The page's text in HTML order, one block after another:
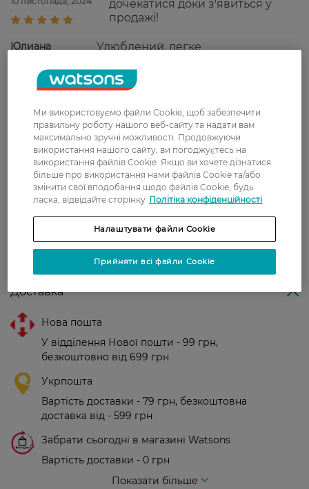
дочекатися доки зʼявиться у
продажі!
Юлиана
Улюблений. легке
30 квітня, 2022
приятный. Действительно
облегчает расчёсывание + не
утяжеляет и не склеивает волосы.
Светлана
3 листопада, 2021
Очень крутой спрей!!! Волосы
гладкие, блестят,я довольна
результатом
Показати ще
Доставка
Нова пошта
У відділення Нової пошти - 99 грн,
безкоштовно від 699 грн
Укрпошта
Вартість доставки - 79 грн, безкоштовна
доставка від - 599 грн
Забрати сьогодні в магазині Watsons
Вартість доставки - 0 грн
Показати більше
Ми використовуємо файли Cookie, щоб забезпечити
правильну роботу нашого веб-сайту та надати вам
максимально зручні можливості. Продовжуючи
використання нашого сайту, ви погоджуєтесь на
використання файлів Cookie. Якщо ви хочете дізнатися
більше про використання нами файлів Cookie та/або
змінити свої вподобання щодо файлів Cookie, будь
ласка, відвідайте сторінку Політіка конфіденційності
Налаштувати файли Cookie
Прийняти всі файли Cookie